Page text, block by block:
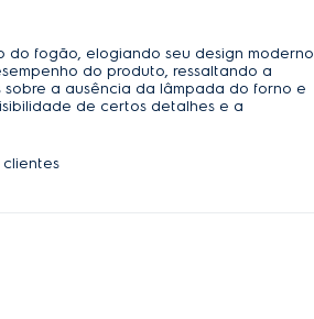
fogão, elogiando seu design moderno
do produto, ressaltando a
a ausência da lâmpada do forno e
de certos detalhes e a
clientes